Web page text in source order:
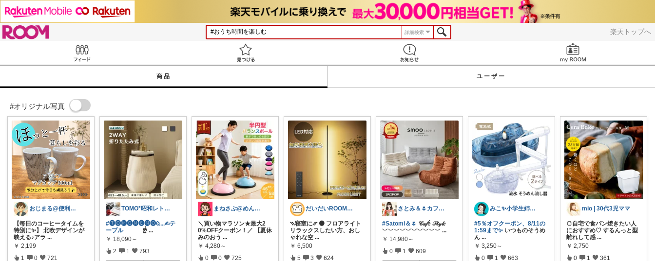
楽天トップへ
詳細検索
商品 ユーザー
#オリジナル写真
おじまる@便利雑貨🧼ファション👚
【毎日のコーヒータイムを
特別に✨】 北欧デザインが
映える♪アラ ...
￥ 2,199
1 0 721
TOMO*昭和レトロ 📷🍎
#🅣🅞︎🅜🅞︎🅜🅔︎🅜🅞︎︎︎︎Ҩ...✍︎テ
ーブル☝ ...
￥ 18,090～
2 1 793
まねさぶ@めんどくさい→快適
＼買い物マラソン★最大2
0%OFFクーポン！／ 【夏休
みのおう ...
￥ 4,280～
0 0 725
だいだいROOM@整う暮らし｜インテリア
⳹寝室に⳼ 🟠 フロアライト
リラックスしたい方、おし
ゃれな空 ...
￥ 6,500
5 3 624
さとみ＆🌷カフェと素敵なもの☕️🌿
#Satomi＆🌷 𝒞𝒶𝒻é 𝒮𝓉𝓎𝓁𝑒
︶︶︶︶︶︶︶︶︶︶ ...
￥ 14,980～
0 1 609
みこ✨小学生姉妹の母ちゃん
#5％オフクーポン、8/11の
1:59まで✨ いつものそうめ
ん ...
￥ 3,250～
0 1 663
mio | 30代3児ママ
🍞自宅で食パン焼きたい人
におすすめ♡ するんっと型
離れして感 ...
￥ 2,750
0 1 361